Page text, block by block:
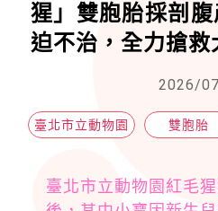
猩」雙胞胎採剖
迫不治，全力搶救
2026/
臺北市立動物園 雙胞胎
臺北市立動物園紅毛